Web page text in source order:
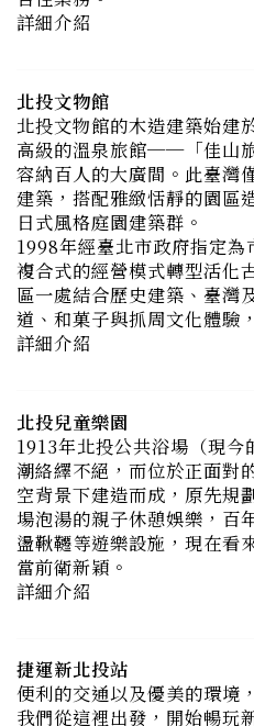
北投文物館
高級的溫泉旅館──「佳山
容納百人的大廣間。此臺灣
建築，搭配雅緻恬靜的園區
日式風格庭園建築群。
1998年經臺北市政府指定為
複合式的經營模式轉型活化
區一處結合歷史建築、臺灣
道、和菓子與抓周文化體驗
詳細介紹
北投兒童樂園
潮絡繹不絕，而位於正面對
空背景下建造而成，原先規
場泡湯的親子休憩娛樂，百
盪鞦韆等遊樂設施，現在看
當前衛新穎。
詳細介紹
捷運新北投站
我們從這裡出發，開始暢玩
詳細介紹